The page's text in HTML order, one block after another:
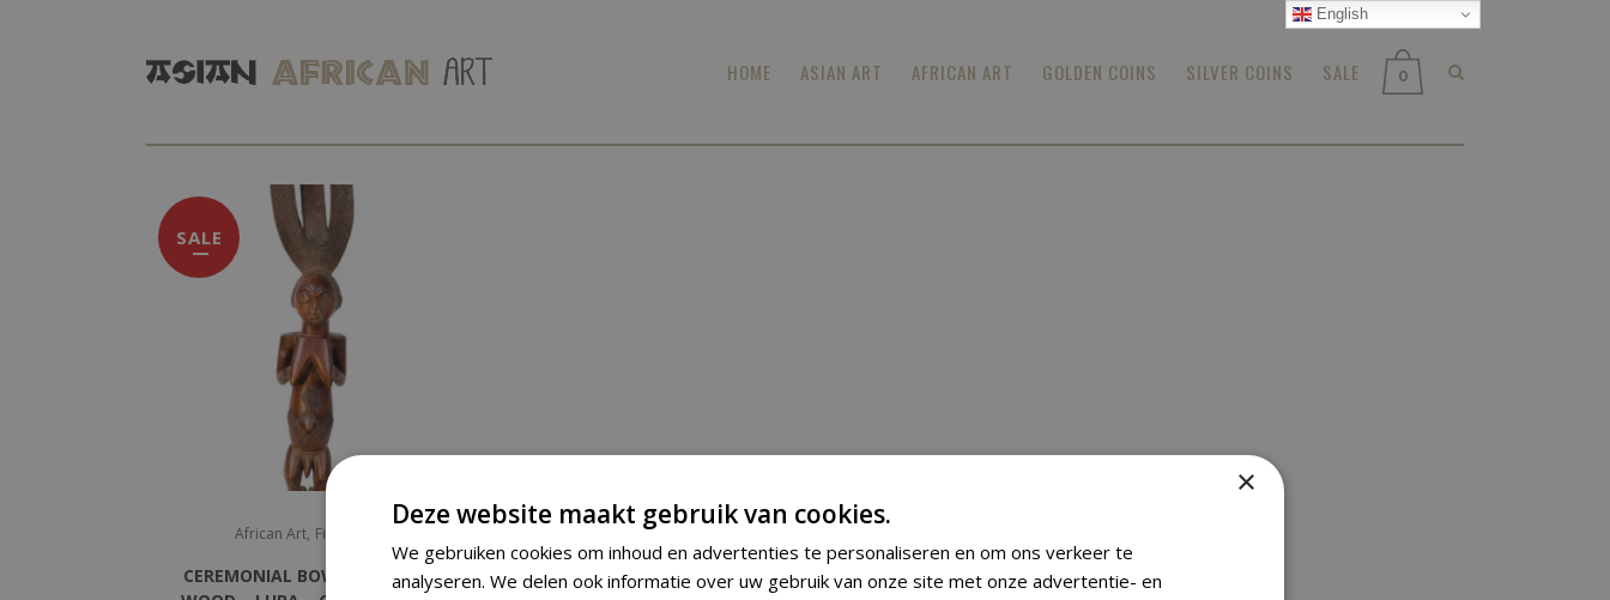
0
HOME ASIAN ART AFRICAN ART GOLDEN COINS SILVER COINS SALE
SALE
African Art, Figures
CEREMONIAL BOW STAND –
English
×
Deze website maakt gebruik van cookies.
We gebruiken cookies om inhoud en advertenties te personaliseren en om ons verkeer te
analyseren. We delen ook informatie over uw gebruik van onze site met onze advertentie- en